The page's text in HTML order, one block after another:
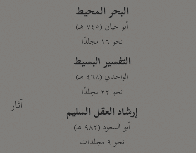
البحر المحيط
أبو حيان (٧٤٥ هـ)
نحو ١٦ مجلدًا
التفسير البسيط
الواحدي (٤٦٨ هـ)
نحو ٢٢ مجلدًا
إرشاد العقل السليم
أبو السعود (٩٨٢ هـ)
نحو ٩ مجلدات
آثار